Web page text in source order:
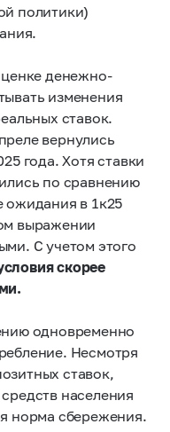
политики)
денежно-
изменения
ставок.
вернулись
года. Хотя ставки
по сравнению
ожидания в 1к25
выражении
С учетом этого
скорее
одновременно
Несмотря
ставок,
населения
норма сбережения.